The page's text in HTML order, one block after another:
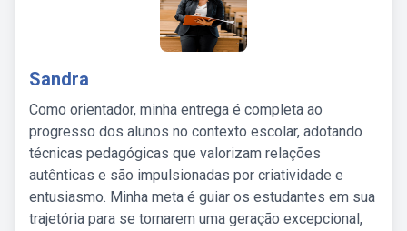
Sandra
Como orientador, minha entrega é completa ao
progresso dos alunos no contexto escolar, adotando
técnicas pedagógicas que valorizam relações
autênticas e são impulsionadas por criatividade e
entusiasmo. Minha meta é guiar os estudantes em sua
trajetória para se tornarem uma geração excepcional,